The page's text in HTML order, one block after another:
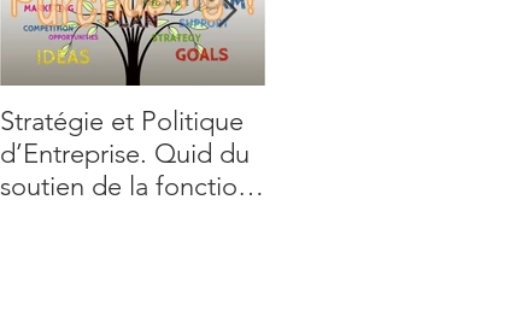
Stratégie et Politique
d’Entreprise. Quid du
soutien de la fonction